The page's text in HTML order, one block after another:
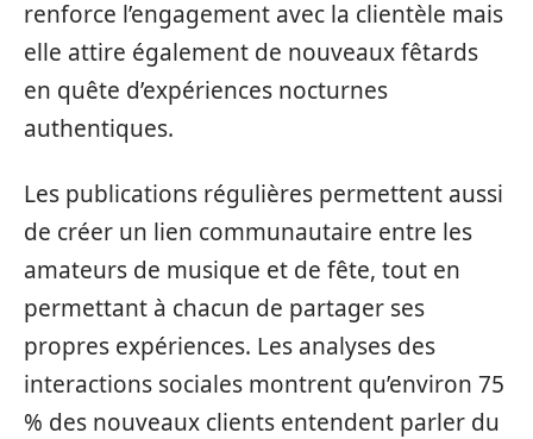
renforce l’engagement avec la clientèle mais
elle attire également de nouveaux fêtards
en quête d’expériences nocturnes
authentiques.
Les publications régulières permettent aussi
de créer un lien communautaire entre les
amateurs de musique et de fête, tout en
permettant à chacun de partager ses
propres expériences. Les analyses des
interactions sociales montrent qu’environ 75
% des nouveaux clients entendent parler du